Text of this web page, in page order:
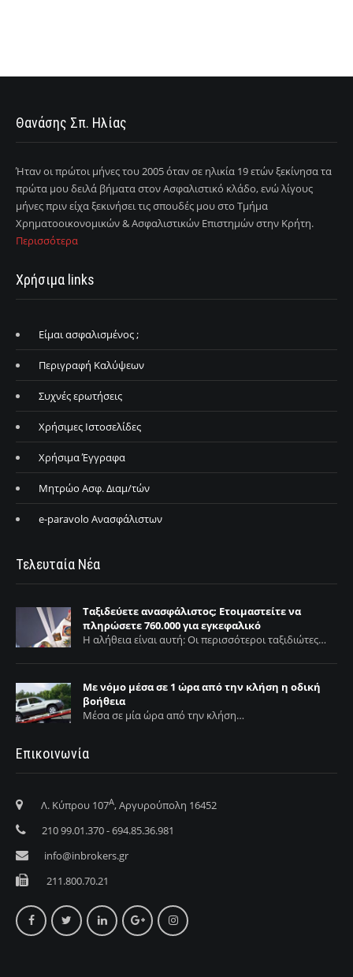
Θανάσης Σπ. Ηλίας
Ήταν οι πρώτοι μήνες του 2005 όταν σε ηλικία 19 ετών ξεκίνησα τα
πρώτα μου δειλά βήματα στον Ασφαλιστικό κλάδο, ενώ λίγους
μήνες πριν είχα ξεκινήσει τις σπουδές μου στο Τμήμα
Χρηματοοικονομικών & Ασφαλιστικών Επιστημών στην Κρήτη.
Περισσότερα
Χρήσιμα links
Είμαι ασφαλισμένος ;
Περιγραφή Καλύψεων
Συχνές ερωτήσεις
Χρήσιμες Ιστοσελίδες
Χρήσιμα Έγγραφα
Μητρώο Ασφ. Διαμ/τών
e-paravolo Ανασφάλιστων
Τελευταία Νέα
Ταξιδεύετε ανασφάλιστος; Ετοιμαστείτε να
πληρώσετε 760.000 για εγκεφαλικό
Η αλήθεια είναι αυτή: Οι περισσότεροι ταξιδιώτες…
Με νόμο μέσα σε 1 ώρα από την κλήση η οδική
βοήθεια
Μέσα σε μία ώρα από την κλήση…
Επικοινωνία
Λ. Κύπρου 107Α, Αργυρούπολη 16452
210 99.01.370 - 694.85.36.981
info@inbrokers.gr
211.800.70.21